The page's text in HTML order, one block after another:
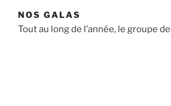
NOS GALAS
Tout au long de l’année, le groupe